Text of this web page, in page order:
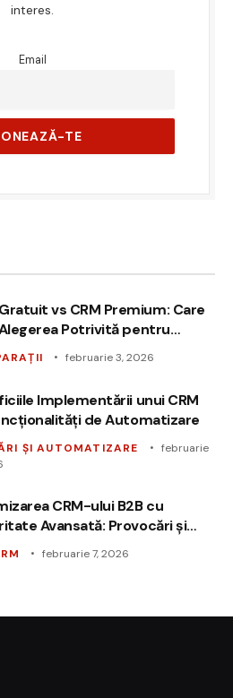
interes.
Email
vs CRM Premium: Care
Potrivită pentru
Ta?
februarie 3, 2026
Implementării unui CRM
de Automatizare
ȘI AUTOMATIZARE
februarie
CRM-ului B2B cu
Avansată: Provocări și
februarie 7, 2026